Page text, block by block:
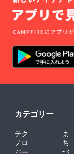
カテゴリー
テク
ノロ
ジー
ま
ち
づ